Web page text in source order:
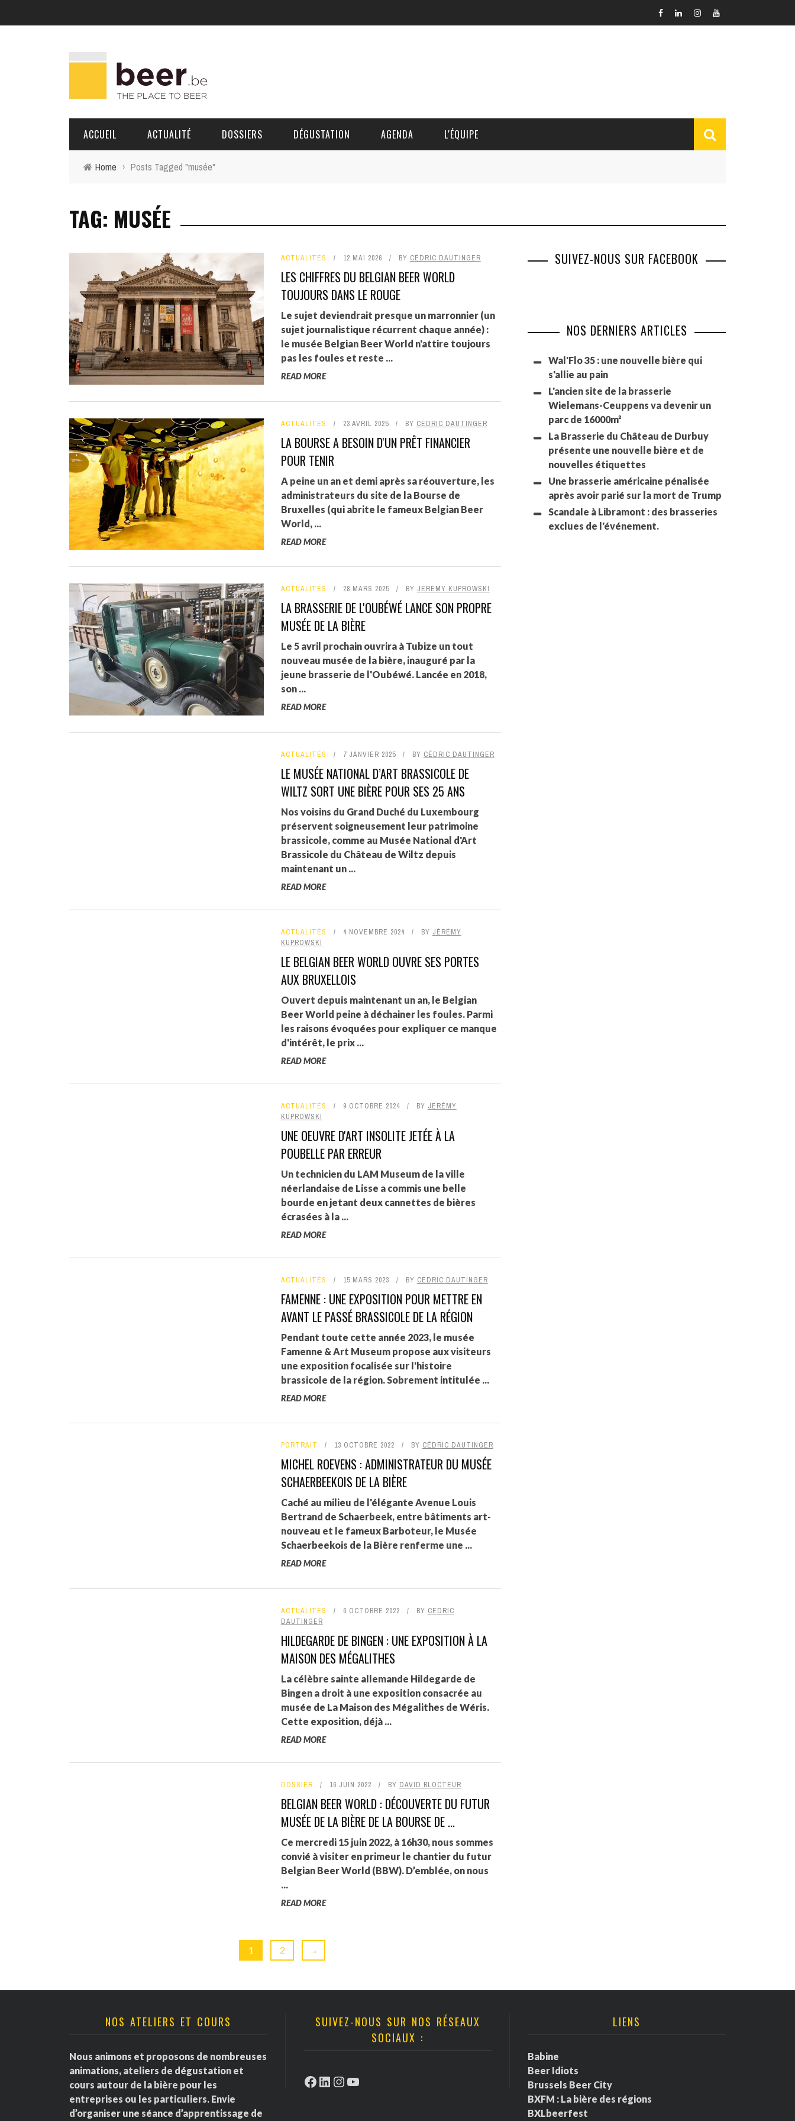
ACCUEIL ACTUALITÉ DOSSIERS DÉGUSTATION AGENDA L'ÉQUIPE
HÉLÈNE SPITAELS
AGALMA PADAW0NE
JEREMY KUPROWSKI
FLORENCE CONSTANTIN
Home › Posts Tagged "musée"
TAG: MUSÉE
ACTUALITÉS 12 MAI 2026 BY CÉDRIC DAUTINGER
LES CHIFFRES DU BELGIAN BEER WORLD
TOUJOURS DANS LE ROUGE
Le sujet deviendrait presque un marronnier (un
sujet journalistique récurrent chaque année) :
le musée Belgian Beer World n'attire toujours
pas les foules et reste ...
READ MORE
ACTUALITÉS 23 AVRIL 2025 BY CÉDRIC DAUTINGER
LA BOURSE A BESOIN D'UN PRÊT FINANCIER
POUR TENIR
A peine un an et demi après sa réouverture, les
administrateurs du site de la Bourse de
Bruxelles (qui abrite le fameux Belgian Beer
World, ...
READ MORE
ACTUALITÉS 28 MARS 2025 BY JÉRÉMY KUPROWSKI
LA BRASSERIE DE L'OUBÉWÉ LANCE SON PROPRE
MUSÉE DE LA BIÈRE
Le 5 avril prochain ouvrira à Tubize un tout
nouveau musée de la bière, inauguré par la
jeune brasserie de l'Oubéwé. Lancée en 2018,
son ...
READ MORE
ACTUALITÉS 7 JANVIER 2025 BY CÉDRIC DAUTINGER
LE MUSÉE NATIONAL D’ART BRASSICOLE DE
WILTZ SORT UNE BIÈRE POUR SES 25 ANS
Nos voisins du Grand Duché du Luxembourg
préservent soigneusement leur patrimoine
brassicole, comme au Musée National d'Art
Brassicole du Château de Wiltz depuis
maintenant un ...
READ MORE
ACTUALITÉS 4 NOVEMBRE 2024 BY JÉRÉMY
KUPROWSKI
LE BELGIAN BEER WORLD OUVRE SES PORTES
AUX BRUXELLOIS
Ouvert depuis maintenant un an, le Belgian
Beer World peine à déchainer les foules. Parmi
les raisons évoquées pour expliquer ce manque
d'intérêt, le prix ...
READ MORE
ACTUALITÉS 9 OCTOBRE 2024 BY JÉRÉMY
KUPROWSKI
UNE OEUVRE D'ART INSOLITE JETÉE À LA
POUBELLE PAR ERREUR
Un technicien du LAM Museum de la ville
néerlandaise de Lisse a commis une belle
bourde en jetant deux cannettes de bières
écrasées à la ...
READ MORE
ACTUALITÉS 15 MARS 2023 BY CÉDRIC DAUTINGER
FAMENNE : UNE EXPOSITION POUR METTRE EN
AVANT LE PASSÉ BRASSICOLE DE LA RÉGION
Pendant toute cette année 2023, le musée
Famenne & Art Museum propose aux visiteurs
une exposition focalisée sur l'histoire
brassicole de la région. Sobrement intitulée ...
READ MORE
PORTRAIT 13 OCTOBRE 2022 BY CÉDRIC DAUTINGER
MICHEL ROEVENS : ADMINISTRATEUR DU MUSÉE
SCHAERBEEKOIS DE LA BIÈRE
Caché au milieu de l'élégante Avenue Louis
Bertrand de Schaerbeek, entre bâtiments art-
nouveau et le fameux Barboteur, le Musée
Schaerbeekois de la Bière renferme une ...
READ MORE
ACTUALITÉS 6 OCTOBRE 2022 BY CÉDRIC
DAUTINGER
HILDEGARDE DE BINGEN : UNE EXPOSITION À LA
MAISON DES MÉGALITHES
La célèbre sainte allemande Hildegarde de
Bingen a droit à une exposition consacrée au
musée de La Maison des Mégalithes de Wéris.
Cette exposition, déjà ...
READ MORE
DOSSIER 16 JUIN 2022 BY DAVID BLOCTEUR
BELGIAN BEER WORLD : DÉCOUVERTE DU FUTUR
MUSÉE DE LA BIÈRE DE LA BOURSE DE ...
Ce mercredi 15 juin 2022, à 16h30, nous sommes
convié à visiter en primeur le chantier du futur
Belgian Beer World (BBW). D’emblée, on nous
...
READ MORE
1 2 →
SUIVEZ-NOUS SUR FACEBOOK
NOS DERNIERS ARTICLES
Wal'Flo 35 : une nouvelle bière qui
s'allie au pain
L'ancien site de la brasserie
Wielemans-Ceuppens va devenir un
parc de 16000m²
La Brasserie du Château de Durbuy
présente une nouvelle bière et de
nouvelles étiquettes
Une brasserie américaine pénalisée
après avoir parié sur la mort de Trump
Scandale à Libramont : des brasseries
exclues de l'événement.
NOS ATELIERS ET COURS
Nous animons et proposons de nombreuses
animations, ateliers de dégustation et
cours autour de la bière pour les
entreprises ou les particuliers. Envie
d’organiser une séance d’apprentissage de
SUIVEZ-NOUS SUR NOS RÉSEAUX
SOCIAUX :
Facebook
LinkedIn
Instagram
YouTube
LIENS
Babine
Beer Idiots
Brussels Beer City
BXFM : La bière des régions
BXLbeerfest